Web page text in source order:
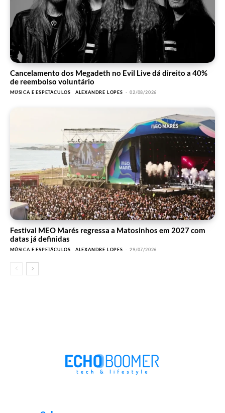
Cancelamento dos Megadeth no Evil Live dá direito a 40%
de reembolso voluntário
MÚSICA E ESPETÁCULOS ALEXANDRE LOPES - 02/08/2026
Festival MEO Marés regressa a Matosinhos em 2027 com
datas já definidas
MÚSICA E ESPETÁCULOS ALEXANDRE LOPES - 29/07/2026